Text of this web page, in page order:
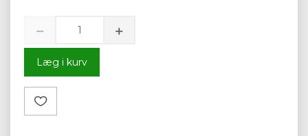
Læg i kurv